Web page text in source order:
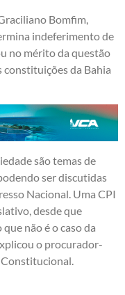
Bomfim,
indeferimento de
no mérito da questão
constituições da Bahia
são temas de
ser discutidas
Nacional. Uma CPI
desde que
não é o caso da
o procurador-